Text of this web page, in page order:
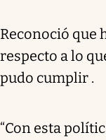
Reconoció que
respecto a lo
pudo cumplir .
“Con esta